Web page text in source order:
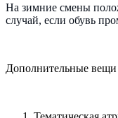
На зимние смены
случай, если обувь
Дополнительные вещи